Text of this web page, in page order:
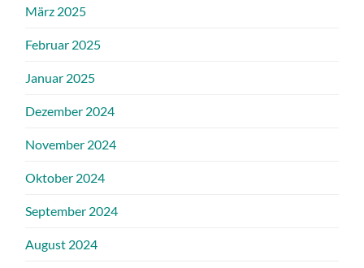
März 2025
Februar 2025
Januar 2025
Dezember 2024
November 2024
Oktober 2024
September 2024
August 2024